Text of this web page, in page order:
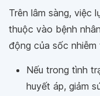
Trên lâm sàng, việc
thuộc vào bệnh
động của sốc nhiễm
Nếu trong tình
huyết áp, giảm